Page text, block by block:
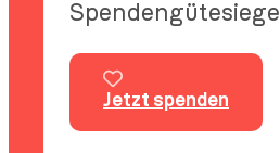
Jetzt spenden